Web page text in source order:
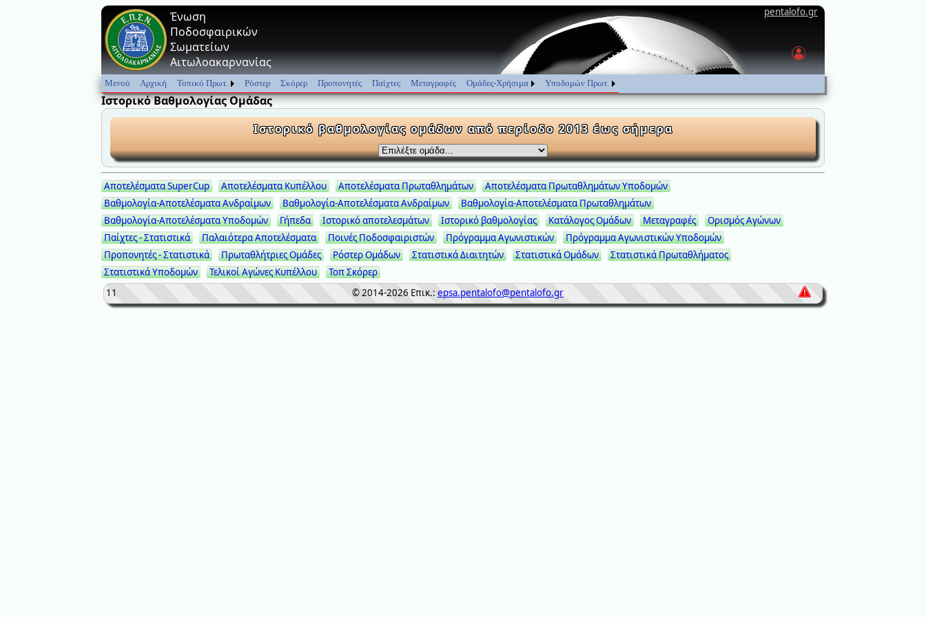
pentalofo.gr
Ένωση
Ποδοσφαιρικών
Σωματείων
Αιτωλοακαρνανίας
Μενού Αρχική Τοπικό Πρωτ. Ρόστερ Σκόρερ Προπονητές Παίχτες Μεταγραφές Ομάδες-Χρήσιμα Υποδομών Πρωτ.
Ιστορικό Βαθμολογίας Ομάδας
Ιστορικό βαθμολογίας ομάδων από περίοδο 2013 έως σήμερα
Αποτελέσματα SuperCup Αποτελέσματα Κυπέλλου Αποτελέσματα Πρωταθλημάτων
Αποτελέσματα Πρωταθλημάτων Υποδομών
Βαθμολογία-Αποτελέσματα Ανδραίμων
Βαθμολογία-Αποτελέσματα Ανδραίμων
Βαθμολογία-Αποτελέσματα Πρωταθλημάτων
Βαθμολογία-Αποτελέσματα Υποδομών
Γήπεδα Ιστορικό αποτελεσμάτων Ιστορικό βαθμολογίας Κατάλογος Ομάδων Μεταγραφές
Ορισμός Αγώνων
Παίχτες - Στατιστικά
Παλαιότερα Αποτελέσματα Ποινές Ποδοσφαιριστών Πρόγραμμα Αγωνιστικών
Πρόγραμμα Αγωνιστικών Υποδομών
Προπονητές - Στατιστικά
Πρωταθλήτριες Ομάδες Ρόστερ Ομάδων Στατιστικά Διαιτητών Στατιστικά Ομάδων
Στατιστικά Πρωταθλήματος
Στατιστικά Υποδομών
Τελικοί Αγώνες Κυπέλλου
Τοπ Σκόρερ
11
© 2014-2026 Επικ.: epsa.pentalofo@pentalofo.gr